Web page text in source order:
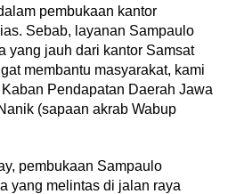
pembukaan kantor
Sebab, layanan Sampaulo
yang jauh dari kantor Samsat
membantu masyarakat, kami
Pendapatan Daerah Jawa
(sapaan akrab Wabup
pembukaan Sampaulo
yang melintas di jalan raya